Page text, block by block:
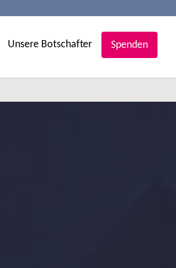
Unsere Botschafter Spenden